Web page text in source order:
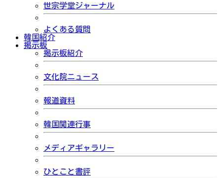
世宗学堂ジャーナル
よくある質問
韓国紹介
掲示板
掲示板紹介
文化院ニュース
報道資料
韓国関連行事
メディアギャラリー
ひとこと書評